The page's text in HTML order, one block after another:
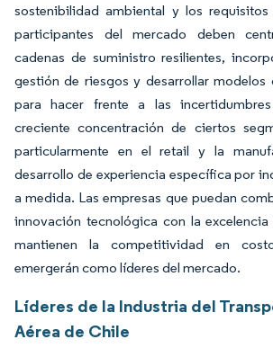
sostenibilidad ambiental y los
participantes del mercado deben
cadenas de suministro resilientes,
gestión de riesgos y desarrollar modelos
para hacer frente a las
creciente concentración de ciertos
particularmente en el retail y la
desarrollo de experiencia específica por
a medida. Las empresas que puedan
innovación tecnológica con la
mantienen la competitividad en
emergerán como líderes del mercado.
Líderes de la Industria del
Aérea de Chile